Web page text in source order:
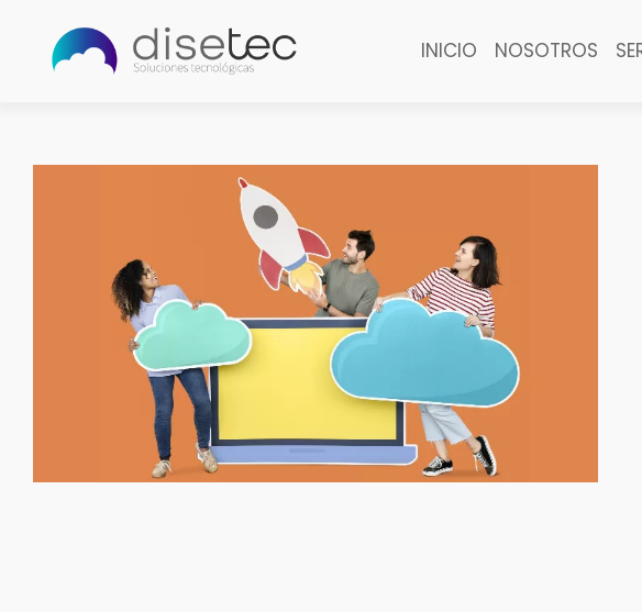
INICIO NOSOTROS